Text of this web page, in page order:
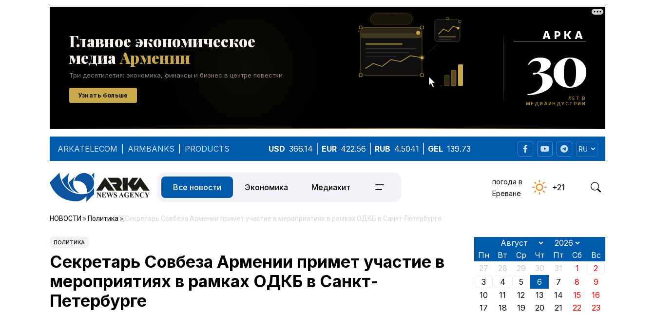
ARKATELECOM ARMBANKS PRODUCTS USD 366.14 EUR 422.56 RUB 4.5041 GEL 139.73
Все новости Экономика Медиакит
погода в
Ереване
+21
НОВОСТИ » Политика » Секретарь Совбеза Армении примет участие в мероприятиях в рамках ОДКБ в Санкт-Петербурге
ПОЛИТИКА
Секретарь Совбеза Армении примет участие в
мероприятиях в рамках ОДКБ в Санкт-
Петербурге
Пн Вт Ср Чт Пт Сб
Вс
27
28 29 30 31 1
2
3
4 5 6 7 8
9
10
11 12 13 14 15
16
17
18 19 20 21 22
23